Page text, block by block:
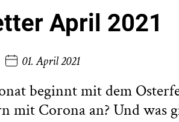
April 2021
01. April 2021
beginnt mit dem
mit Corona an? Und was